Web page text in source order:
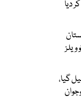
دیا
کو ویلز
گیا،